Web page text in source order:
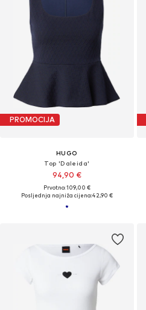
PROMOCIJA
HUGO
Top 'Daleida'
94,90 €
Prvotno: 109,00 €
Posljednja najniža cijena:42,90 €